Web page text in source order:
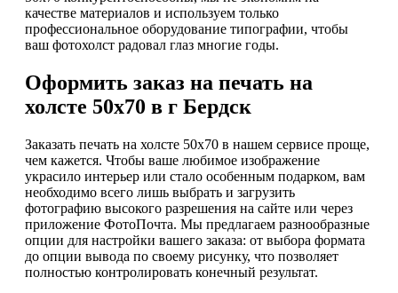
качестве материалов и используем только
профессиональное оборудование типографии, чтобы
ваш фотохолст радовал глаз многие годы.
Оформить заказ на печать на
холсте 50х70 в г Бердск
Заказать печать на холсте 50х70 в нашем сервисе проще,
чем кажется. Чтобы ваше любимое изображение
украсило интерьер или стало особенным подарком, вам
необходимо всего лишь выбрать и загрузить
фотографию высокого разрешения на сайте или через
приложение ФотоПочта. Мы предлагаем разнообразные
опции для настройки вашего заказа: от выбора формата
до опции вывода по своему рисунку, что позволяет
полностью контролировать конечный результат.